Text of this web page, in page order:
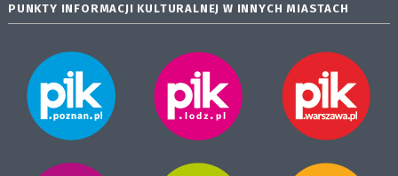
PUNKTY INFORMACJI KULTURALNEJ W INNYCH MIASTACH